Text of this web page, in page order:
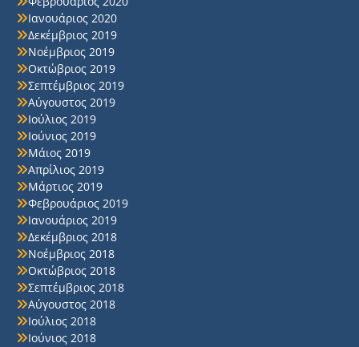
Ιανουάριος 2020
Δεκέμβριος 2019
Νοέμβριος 2019
Οκτώβριος 2019
Σεπτέμβριος 2019
Αύγουστος 2019
Ιούλιος 2019
Ιούνιος 2019
Μάιος 2019
Απρίλιος 2019
Μάρτιος 2019
Φεβρουάριος 2019
Ιανουάριος 2019
Δεκέμβριος 2018
Νοέμβριος 2018
Οκτώβριος 2018
Σεπτέμβριος 2018
Αύγουστος 2018
Ιούλιος 2018
Ιούνιος 2018